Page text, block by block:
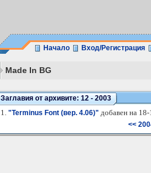
Начало Вход/Регистрация
Made In BG
Заглавия от архивите: 12 - 2003
1. "Terminus Font (вер. 4.06)" добавен на
<<